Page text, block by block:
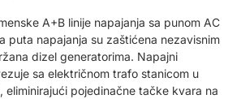
A+B linije napajanja sa punom AC
puta napajanja su zaštićena nezavisnim
dizel generatorima. Napajni
sa električnom trafo stanicom u
eliminirajući pojedinačne tačke kvara na